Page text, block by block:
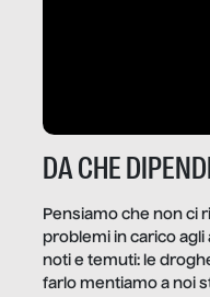
DA CHE DIPENDI
Pensiamo che non ci
problemi in carico agli
noti e temuti: le
farlo mentiamo a noi